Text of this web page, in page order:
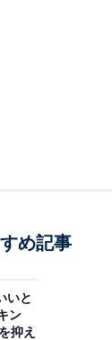
め記事
いと
ン
抑え